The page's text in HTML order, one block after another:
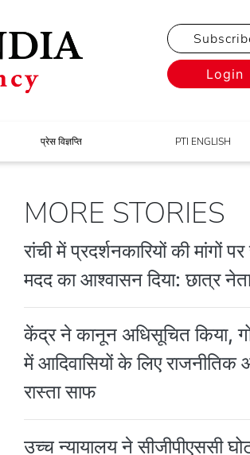
Login
प्रेस विज्ञप्ति PTI ENGLISH
MORE STORIES
रांची में प्रदर्शनकारियों की मांगों
मदद का आश्वासन दिया: छात्र
केंद्र ने कानून अधिसूचित किया,
में आदिवासियों के लिए राजनीतिक
रास्ता साफ
उच्च न्यायालय ने सीजीपीएससी